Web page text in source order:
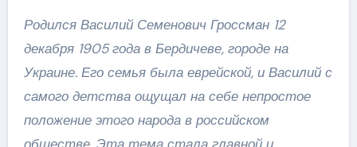
Родился Василий Семенович Гроссман 12
декабря 1905 года в Бердичеве, городе на
Украине. Его семья была еврейской, и Василий с
самого детства ощущал на себе непростое
положение этого народа в российском
обществе. Эта тема стала главной и